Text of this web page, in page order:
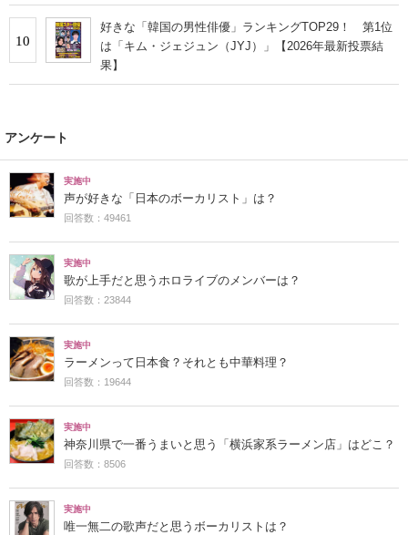
10
好きな「韓国の男性俳優」ランキングTOP29！ 第1位
は「キム・ジェジュン（JYJ）」【2026年最新投票結
果】
アンケート
実施中
声が好きな「日本のボーカリスト」は？
回答数：49461
実施中
歌が上手だと思うホロライブのメンバーは？
回答数：23844
実施中
ラーメンって日本食？それとも中華料理？
回答数：19644
実施中
神奈川県で一番うまいと思う「横浜家系ラーメン店」はどこ？
回答数：8506
実施中
唯一無二の歌声だと思うボーカリストは？